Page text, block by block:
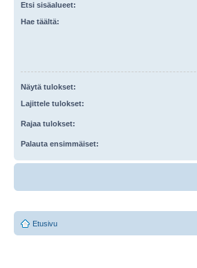
Etsi sisäalueet:
Hae täältä:
Näytä tulokset:
Lajittele tulokset:
Rajaa tulokset:
Palauta ensimmäiset:
Etusivu